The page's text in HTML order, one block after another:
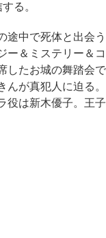
る。
途中で死体と出会
ー＆ミステリー＆コ
したお城の舞踏会
んが真犯人に迫る
役は新木優子。王子